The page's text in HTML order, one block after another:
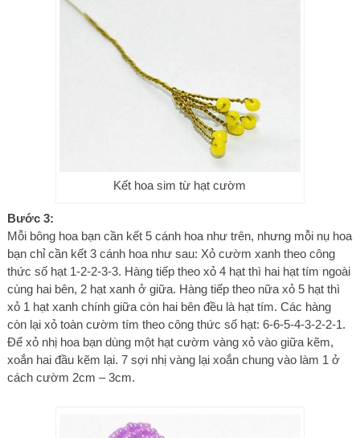
Kết hoa sim từ hạt cườm
Bước 3:
Mỗi bông hoa bạn cần kết 5 cánh hoa như trên, nhưng mỗi nụ hoa
bạn chỉ cần kết 3 cánh hoa như sau: Xỏ cườm xanh theo công
thức số hạt 1-2-2-3-3. Hàng tiếp theo xỏ 4 hạt thì hai hạt tím ngoài
cùng hai bên, 2 hạt xanh ở giữa. Hàng tiếp theo nữa xỏ 5 hạt thì
xỏ 1 hạt xanh chính giữa còn hai bên đều là hạt tím. Các hàng
còn lại xỏ toàn cườm tím theo công thức số hạt: 6-6-5-4-3-2-2-1.
Để xỏ nhị hoa bạn dùng một hạt cườm vàng xỏ vào giữa kẽm,
xoắn hai đầu kẽm lại. 7 sợi nhị vàng lại xoắn chung vào làm 1 ở
cách cườm 2cm – 3cm.​